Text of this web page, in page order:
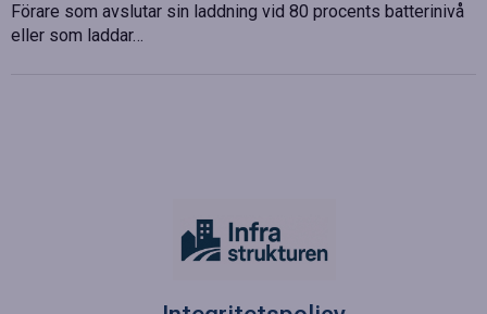
Förare som avslutar sin laddning vid 80 procents batterinivå
eller som laddar…